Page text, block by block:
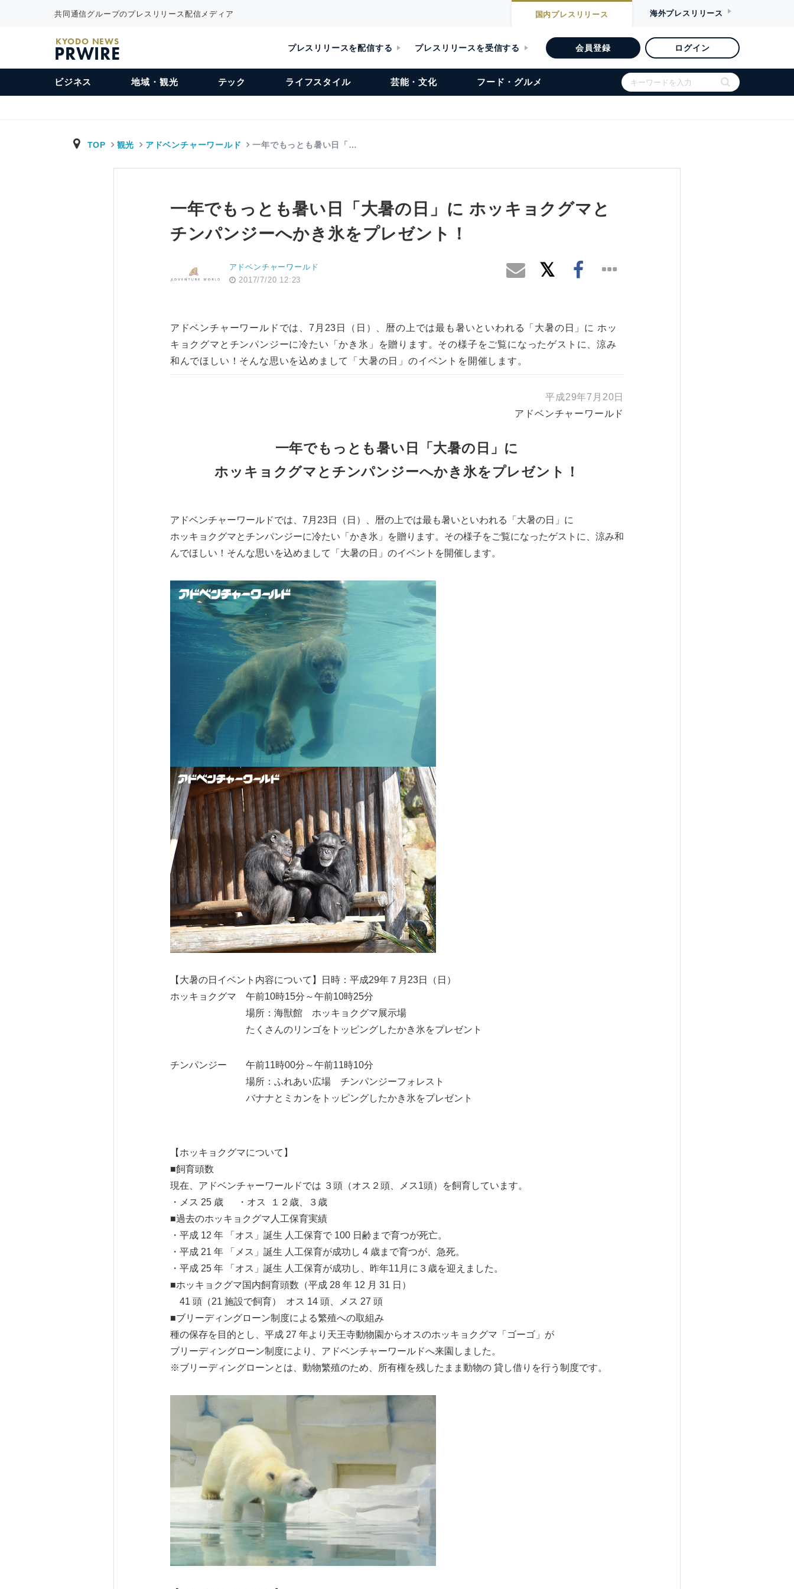
共同通信グループのプレスリリース配信メディア 国内プレスリリース 海外プレスリリース
KYODO NEWS
PRWIRE プレスリリースを配信する プレスリリースを受信する 会員登録 ログイン
ビジネス 地域・観光 テック ライフスタイル 芸能・文化 フード・グルメ
TOP 観光 アドベンチャーワールド 一年でもっとも暑い日「…
一年でもっとも暑い日「大暑の日」に ホッキョクグマと
チンパンジーへかき氷をプレゼント！
アドベンチャーワールド
2017/7/20 12:23
アドベンチャーワールドでは、7月23日（日）、暦の上では最も暑いといわれる「大暑の日」に ホッ
キョクグマとチンパンジーに冷たい「かき氷」を贈ります。その様子をご覧になったゲストに、涼み
和んでほしい！そんな思いを込めまして「大暑の日」のイベントを開催します。
平成29年7月20日
アドベンチャーワールド
一年でもっとも暑い日「大暑の日」に
ホッキョクグマとチンパンジーへかき氷をプレゼント！
アドベンチャーワールドでは、7月23日（日）、暦の上では最も暑いといわれる「大暑の日」に
ホッキョクグマとチンパンジーに冷たい「かき氷」を贈ります。その様子をご覧になったゲストに、涼み和
んでほしい！そんな思いを込めまして「大暑の日」のイベントを開催します。
【大暑の日イベント内容について】日時：平成29年７月23日（日）
ホッキョクグマ 午前10時15分～午前10時25分
場所：海獣館 ホッキョクグマ展示場
たくさんのリンゴをトッピングしたかき氷をプレゼント
チンパンジー 午前11時00分～午前11時10分
場所：ふれあい広場 チンパンジーフォレスト
バナナとミカンをトッピングしたかき氷をプレゼント
【ホッキョクグマについて】
■飼育頭数
現在、アドベンチャーワールドでは ３頭（オス２頭、メス1頭）を飼育しています。
・メス 25 歳 ・オス １２歳、３歳
■過去のホッキョクグマ人工保育実績
・平成 12 年 「オス」誕生 人工保育で 100 日齢まで育つが死亡。
・平成 21 年 「メス」誕生 人工保育が成功し 4 歳まで育つが、急死。
・平成 25 年 「オス」誕生 人工保育が成功し、昨年11月に３歳を迎えました。
■ホッキョクグマ国内飼育頭数（平成 28 年 12 月 31 日）
41 頭（21 施設で飼育） オス 14 頭、メス 27 頭
■ブリーディングローン制度による繁殖への取組み
種の保存を目的とし、平成 27 年より天王寺動物園からオスのホッキョクグマ「ゴーゴ」が
ブリーディングローン制度により、アドベンチャーワールドへ来園しました。
※ブリーディングローンとは、動物繁殖のため、所有権を残したまま動物の 貸し借りを行う制度です。
Japanese